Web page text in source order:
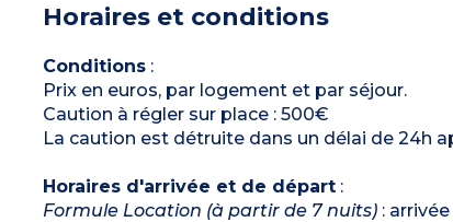
capsules)
1 chambre en étage avec lit 160 x 190
Salle de bains avec baignoire en étage, WC
séparé en rez-de-chaussée
Terrasse avec table et chaises de jardin
Horaires et conditions
Conditions:
Prix en euros, par logement et par séjour.
Caution à régler sur place : 500€
La caution est détruite dans un délai de 24h
Horaires d'arrivée et de départ:
Formule Location (à partir de 7 nuits): arrivée